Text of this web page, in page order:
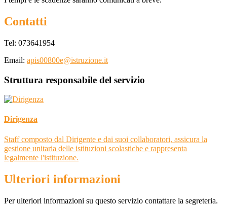
Contatti
Tel: 073641954
Email: apis00800e@istruzione.it
Struttura responsabile del servizio
Dirigenza
Staff composto dal Dirigente e dai suoi collaboratori, assicura la
gestione unitaria delle istituzioni scolastiche e rappresenta
legalmente l'istituzione.
Ulteriori informazioni
Per ulteriori informazioni su questo servizio contattare la segreteria.